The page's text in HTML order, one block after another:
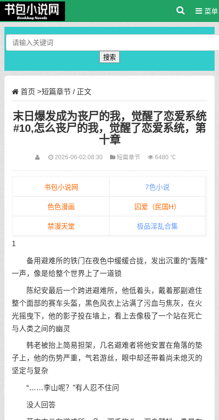
菜单
搜索
首页 >短篇章节/ 正文
末日爆发成为丧尸的我，觉醒了恋爱系统
#10,怎么丧尸的我，觉醒了恋爱系统，第
十章
2026-06-02 08:30 短篇章节 6480 ℃
书包小说网 7色小说
色色漫画 囚爱（民国H）
禁漫天堂 极品淫乱合集
1
备用避难所的铁门在夜色中缓缓合拢，发出沉重的“轰隆”
一声，像是给整个世界上了一道锁
陈纪安最后一个跨进避难所，他低着头，戴着那副遮住
整个面部的赛车头盔，黑色风衣上沾满了污血与焦灰，在火
光摇曳下，他的影子投在墙上，看上去像极了一个站在死亡
与人类之间的幽灵
韩老被抬上简易担架，几名避难者将他安置在角落的垫
子上，他的伤势严重，气若游丝，眼中却还带着尚未熄灭的
坚定与复杂
“……李山呢？”有人忍不住问
没人回答